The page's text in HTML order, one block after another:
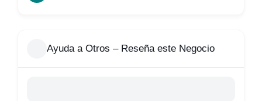
Ayuda a Otros – Reseña este Negocio